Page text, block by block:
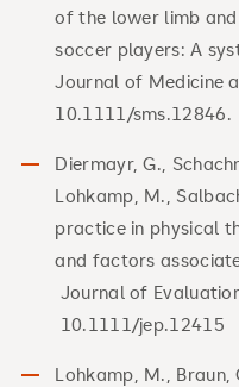
of the lower limb
soccer players: A
Journal of Medicine
10.1111/sms.12846.
Diermayr, G.,
Lohkamp, M.,
practice in physical
and factors
Journal of
10.1111/jep.12415
Lohkamp, M.,